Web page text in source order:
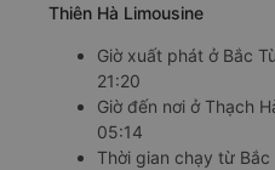
Thiên Hà Limousine
Giờ xuất phát ở Bắc
21:20
Giờ đến nơi ở Thạch
05:14
Thời gian chạy từ Bắc